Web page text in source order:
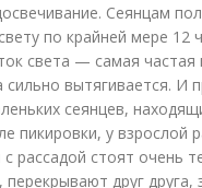
Сеянцам
по крайней мере 12
света — самая частая
сильно вытягивается. И
сеянцев,
пикировки, у взрослой
с рассадой стоят очень
перекрывают друг друга,